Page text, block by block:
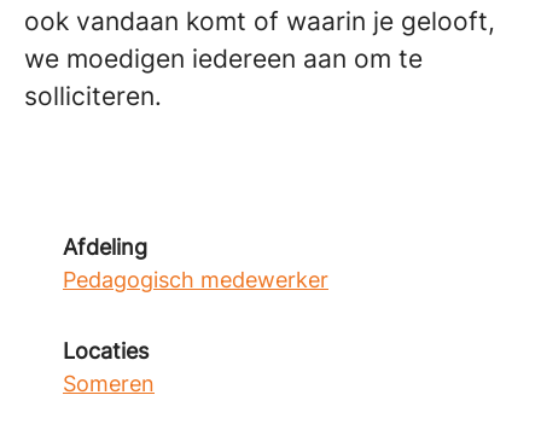
ook vandaan komt of waarin je gelooft,
we moedigen iedereen aan om te
solliciteren.
Afdeling
Pedagogisch medewerker
Locaties
Someren